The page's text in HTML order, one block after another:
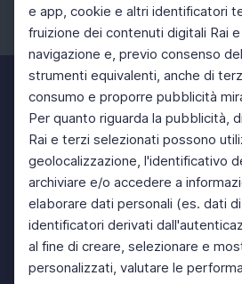
e app, cookie e altri identificatori
fruizione dei contenuti digitali Rai
navigazione e, previo consenso
strumenti equivalenti, anche di
consumo e proporre pubblicità
Per quanto riguarda la pubblicità,
Rai e terzi selezionati possono
geolocalizzazione, l'identificativo
archiviare e/o accedere a
elaborare dati personali (es. dati
identificatori derivati
al fine di creare, selezionare e
personalizzati, valutare le
Facebook Instagram